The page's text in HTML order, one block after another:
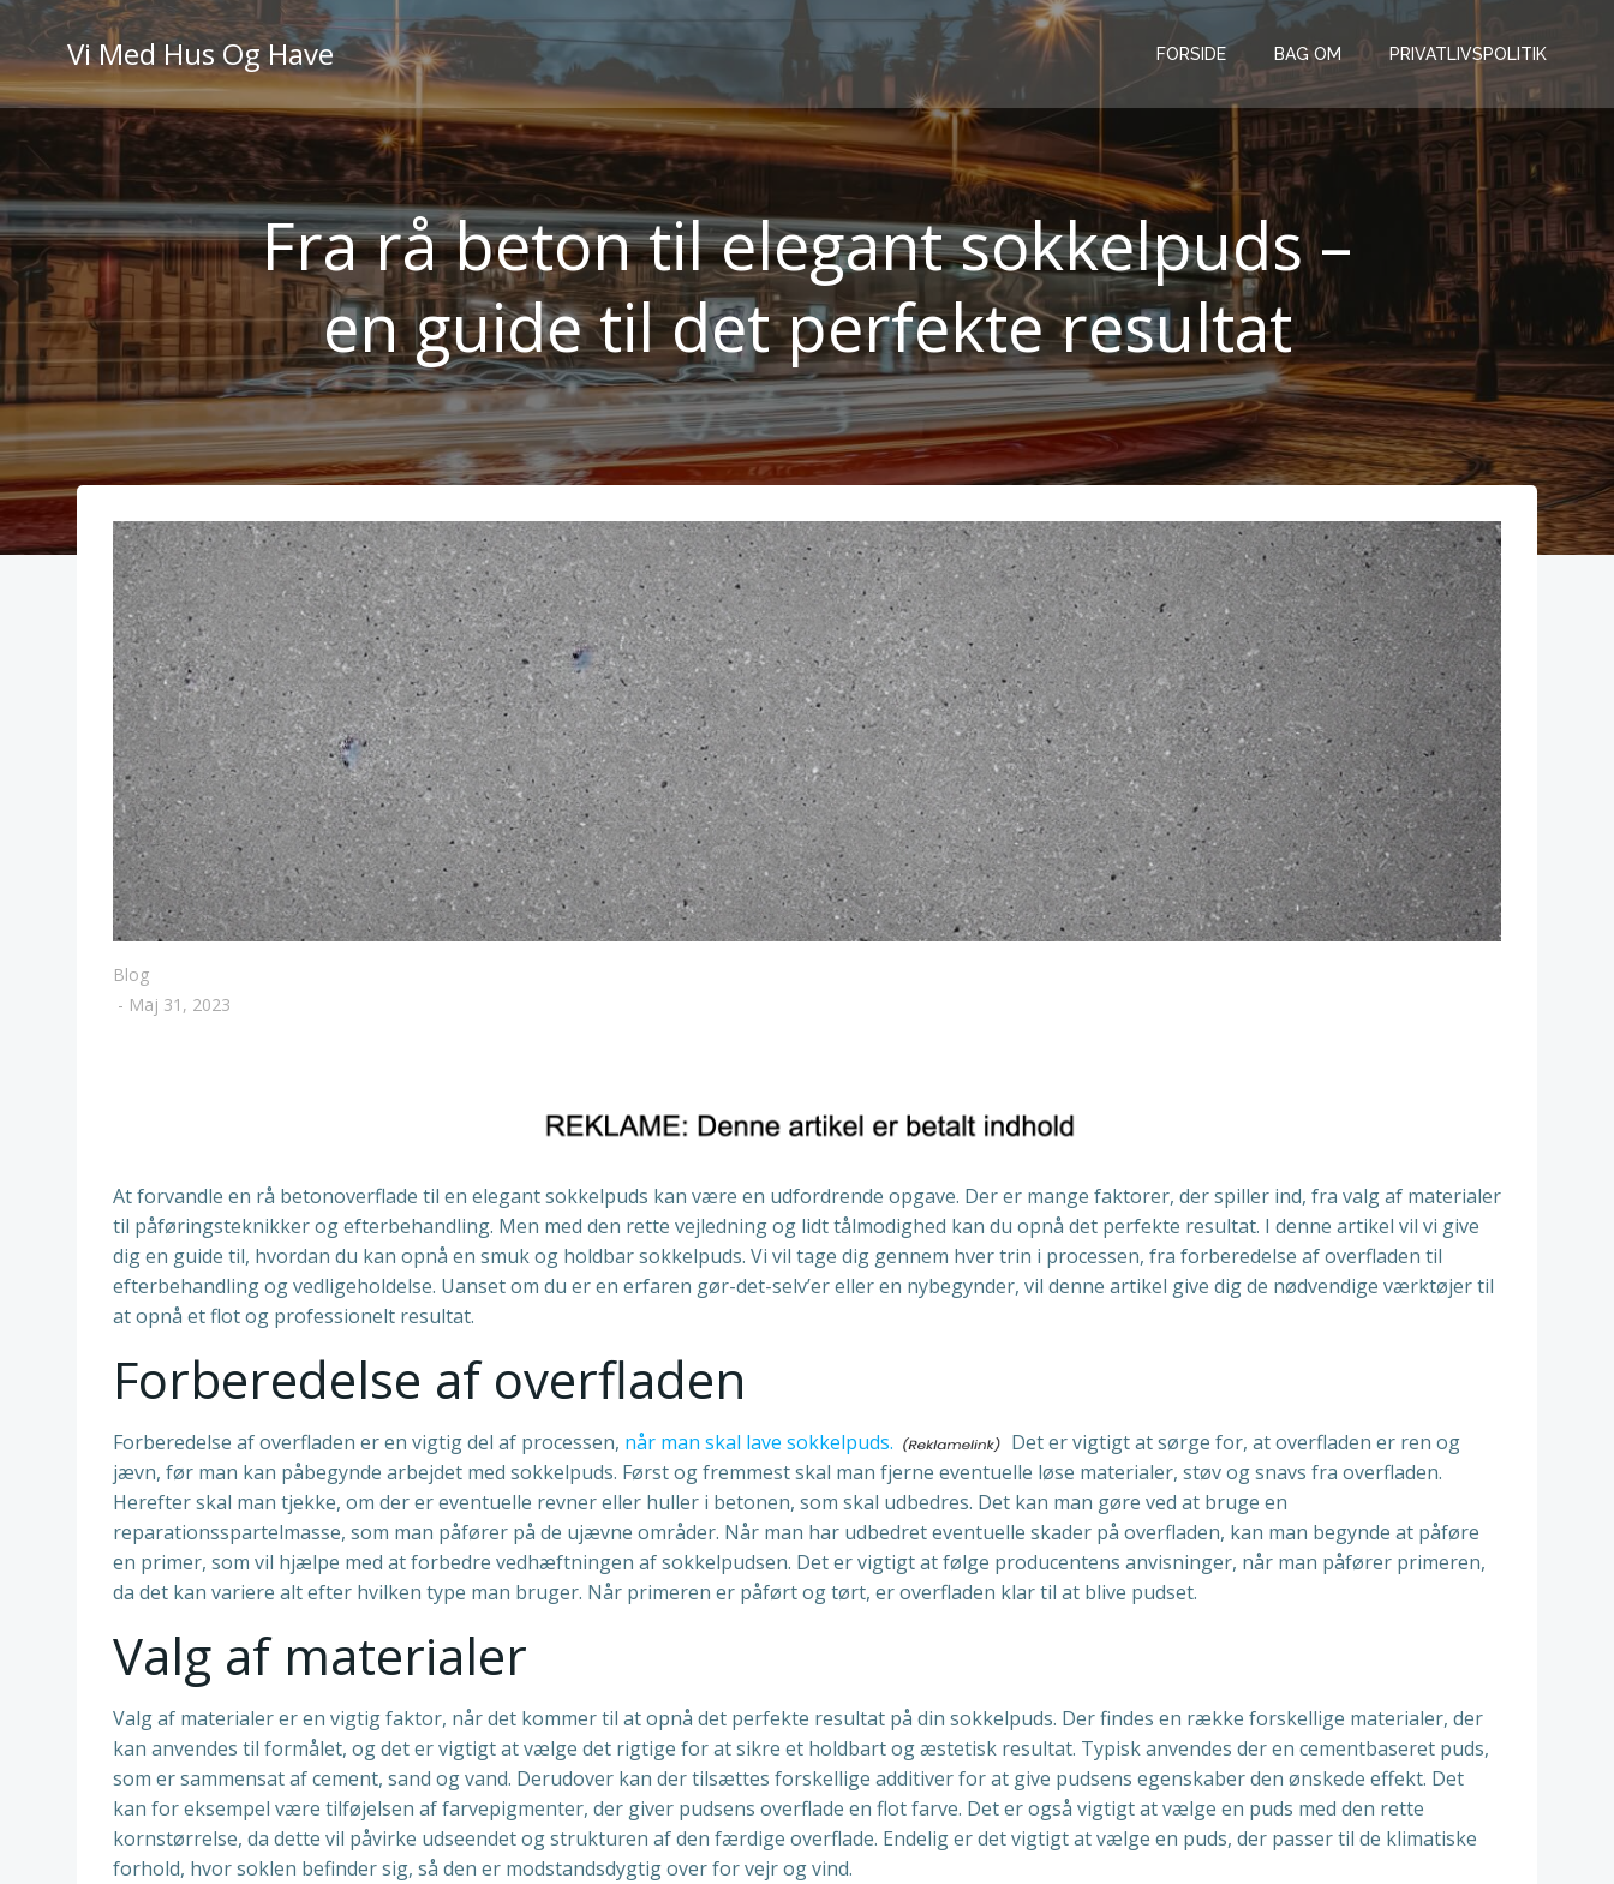
Videre
indholdVi Med Hus Og Have FORSIDE BAG OM PRIVATLIVSPOLITIK
Fra rå beton til elegant sokkelpuds –
en guide til det perfekte resultat
Blog
- Maj 31, 2023
At forvandle en rå betonoverflade til en elegant sokkelpuds kan være en udfordrende opgave. Der er mange faktorer, der spiller ind, fra valg af materialer
til påføringsteknikker og efterbehandling. Men med den rette vejledning og lidt tålmodighed kan du opnå det perfekte resultat. I denne artikel vil vi give
dig en guide til, hvordan du kan opnå en smuk og holdbar sokkelpuds. Vi vil tage dig gennem hver trin i processen, fra forberedelse af overfladen til
efterbehandling og vedligeholdelse. Uanset om du er en erfaren gør-det-selv’er eller en nybegynder, vil denne artikel give dig de nødvendige værktøjer til
at opnå et flot og professionelt resultat.
Forberedelse af overfladen
Forberedelse af overfladen er en vigtig del af processen, når man skal lave sokkelpuds.
Det er vigtigt at sørge for, at overfladen er ren og
jævn, før man kan påbegynde arbejdet med sokkelpuds. Først og fremmest skal man fjerne eventuelle løse materialer, støv og snavs fra overfladen.
Herefter skal man tjekke, om der er eventuelle revner eller huller i betonen, som skal udbedres. Det kan man gøre ved at bruge en
reparationsspartelmasse, som man påfører på de ujævne områder. Når man har udbedret eventuelle skader på overfladen, kan man begynde at påføre
en primer, som vil hjælpe med at forbedre vedhæftningen af sokkelpudsen. Det er vigtigt at følge producentens anvisninger, når man påfører primeren,
da det kan variere alt efter hvilken type man bruger. Når primeren er påført og tørt, er overfladen klar til at blive pudset.
Valg af materialer
Valg af materialer er en vigtig faktor, når det kommer til at opnå det perfekte resultat på din sokkelpuds. Der findes en række forskellige materialer, der
kan anvendes til formålet, og det er vigtigt at vælge det rigtige for at sikre et holdbart og æstetisk resultat. Typisk anvendes der en cementbaseret puds,
som er sammensat af cement, sand og vand. Derudover kan der tilsættes forskellige additiver for at give pudsens egenskaber den ønskede effekt. Det
kan for eksempel være tilføjelsen af farvepigmenter, der giver pudsens overflade en flot farve. Det er også vigtigt at vælge en puds med den rette
kornstørrelse, da dette vil påvirke udseendet og strukturen af den færdige overflade. Endelig er det vigtigt at vælge en puds, der passer til de klimatiske
forhold, hvor soklen befinder sig, så den er modstandsdygtig over for vejr og vind.